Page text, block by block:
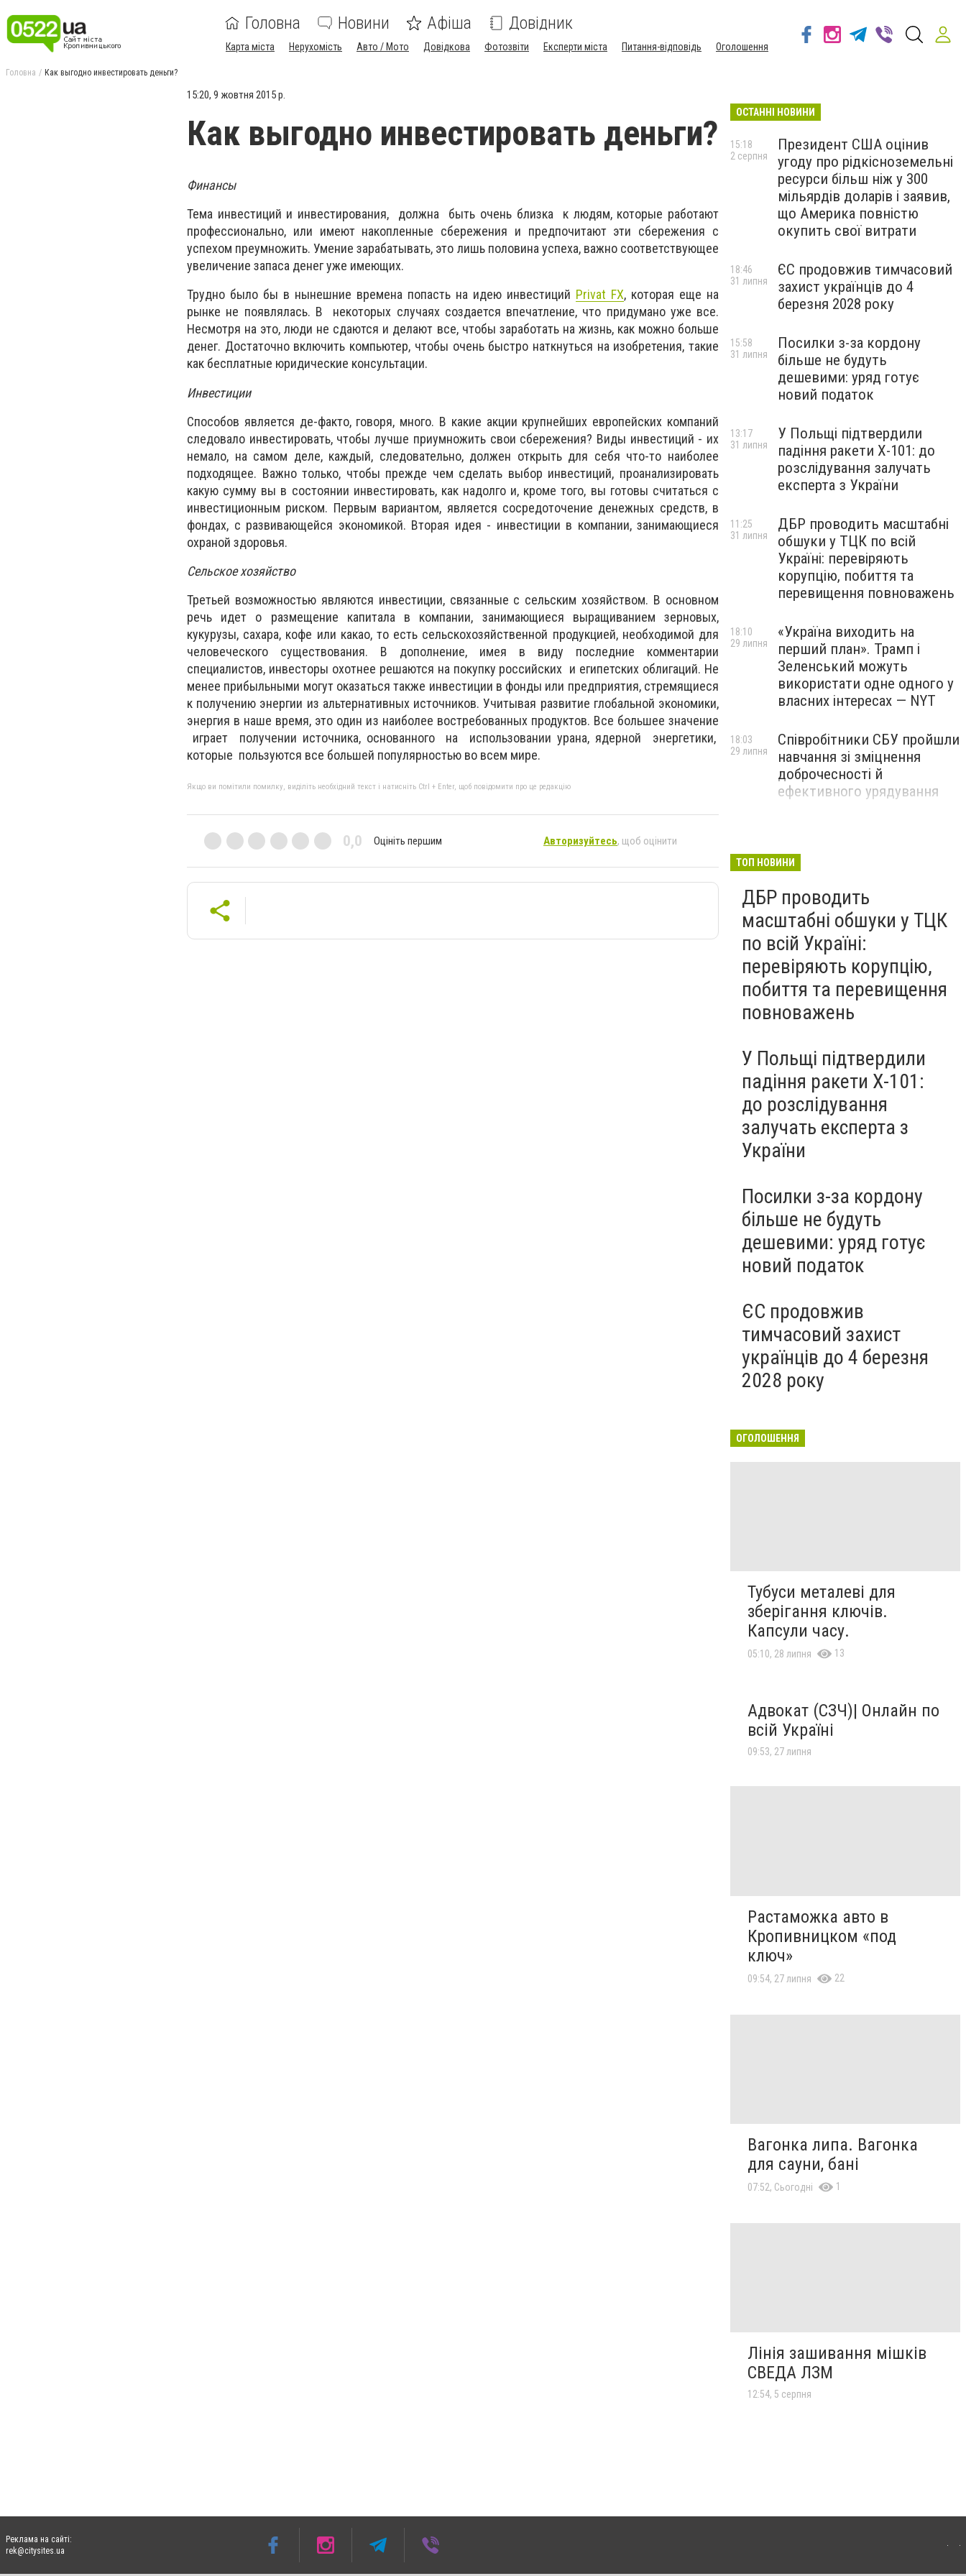
Головна Новини Афіша Довідник
Карта міста Нерухомість Авто / Мото Довідкова Фотозвіти Експерти міста Питання-відповідь Оголошення
Головна Как выгодно инвестировать деньги?
15:20, 9 жовтня 2015 р.
Как выгодно инвестировать деньги?
Финансы
Тема инвестиций и инвестирования, должна быть очень близка к людям, которые работают
профессионально, или имеют накопленные сбережения и предпочитают эти сбережения с
успехом преумножить. Умение зарабатывать, это лишь половина успеха, важно соответствующее
увеличение запаса денег уже имеющих.
Трудно было бы в нынешние времена попасть на идею инвестиций Privat FX, которая еще на
рынке не появлялась. В некоторых случаях создается впечатление, что придумано уже все.
Несмотря на это, люди не сдаются и делают все, чтобы заработать на жизнь, как можно больше
денег. Достаточно включить компьютер, чтобы очень быстро наткнуться на изобретения, такие
как бесплатные юридические консультации.
Инвестиции
Способов является де-факто, говоря, много. В какие акции крупнейших европейских компаний
следовало инвестировать, чтобы лучше приумножить свои сбережения? Виды инвестиций - их
немало, на самом деле, каждый, следовательно, должен открыть для себя что-то наиболее
подходящее. Важно только, чтобы прежде чем сделать выбор инвестиций, проанализировать
какую сумму вы в состоянии инвестировать, как надолго и, кроме того, вы готовы считаться с
инвестиционным риском. Первым вариантом, является сосредоточение денежных средств, в
фондах, с развивающейся экономикой. Вторая идея - инвестиции в компании, занимающиеся
охраной здоровья.
Сельское хозяйство
Третьей возможностью являются инвестиции, связанные с сельским хозяйством. В основном
речь идет о размещение капитала в компании, занимающиеся выращиванием зерновых,
кукурузы, сахара, кофе или какао, то есть сельскохозяйственной продукцией, необходимой для
человеческого существования. В дополнение, имея в виду последние комментарии
специалистов, инвесторы охотнее решаются на покупку российских и египетских облигаций. Не
менее прибыльными могут оказаться также инвестиции в фонды или предприятия, стремящиеся
к получению энергии из альтернативных источников. Учитывая развитие глобальной экономики,
энергия в наше время, это один из наиболее востребованных продуктов. Все большее значение
играет получении источника, основанного на использовании урана, ядерной энергетики,
которые пользуются все большей популярностью во всем мире.
Якщо ви помітили помилку, виділіть необхідний текст і натисніть Ctrl + Enter, щоб повідомити про це редакцію
0,0 Оцініть першим Авторизуйтесь, щоб оцінити
ОСТАННІ НОВИНИ
Президент США оцінив
угоду про рідкісноземельні
ресурси більш ніж у 300
мільярдів доларів і заявив,
що Америка повністю
окупить свої витрати
15:18
2 серпня
ЄС продовжив тимчасовий
захист українців до 4
березня 2028 року
18:46
31 липня
Посилки з-за кордону
більше не будуть
дешевими: уряд готує
новий податок
15:58
31 липня
У Польщі підтвердили
падіння ракети Х-101: до
розслідування залучать
експерта з України
13:17
31 липня
ДБР проводить масштабні
обшуки у ТЦК по всій
Україні: перевіряють
корупцію, побиття та
перевищення повноважень
11:25
31 липня
«Україна виходить на
перший план». Трамп і
Зеленський можуть
використати одне одного у
власних інтересах — NYT
18:10
29 липня
Співробітники СБУ пройшли
навчання зі зміцнення
доброчесності й
ефективного урядування
18:03
29 липня
війська: у CENTCOM
всіх ракет
ТОП НОВИНИ
ДБР проводить
масштабні обшуки у ТЦК
по всій Україні:
перевіряють корупцію,
побиття та перевищення
повноважень
У Польщі підтвердили
падіння ракети Х-101:
до розслідування
залучать експерта з
України
Посилки з-за кордону
більше не будуть
дешевими: уряд готує
новий податок
ЄС продовжив
тимчасовий захист
українців до 4 березня
2028 року
ОГОЛОШЕННЯ
Тубуси металеві для
зберігання ключів.
Капсули часу.
05:10, 28 липня 13
Адвокат (СЗЧ)| Онлайн по
всій Україні
09:53, 27 липня
Растаможка авто в
Кропивницком «под
ключ»
09:54, 27 липня 22
Вагонка липа. Вагонка
для сауни, бані
07:52, Сьогодні 1
Лінія зашивання мішків
СВЕДА ЛЗМ
12:54, 5 серпня
Реклама на сайті:
rek@citysites.ua